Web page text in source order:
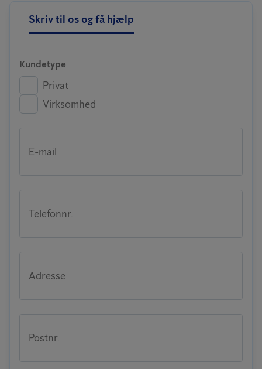
Skriv til os og få hjælp
Kundetype
Privat
Virksomhed
E-mail
Telefonnr.
Adresse
Postnr.